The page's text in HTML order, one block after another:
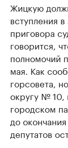
Жицкую
вступления
приговора
говорится,
полномочий
мая. Как
горсовета,
округу № 10,
городском
до
депутатов